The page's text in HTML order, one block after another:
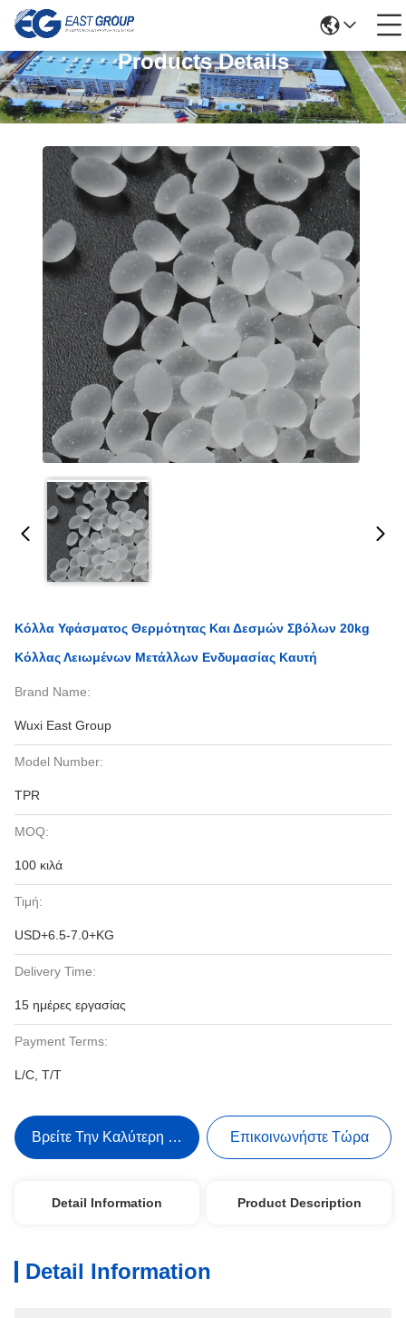
Products Details
Κόλλα Υφάσματος Θερμότητας Και Δεσμών Σβόλων 20kg
Κόλλας Λειωμένων Μετάλλων Ενδυμασίας Καυτή
Brand Name:
Wuxi East Group
Model Number:
TPR
MOQ:
100 κιλά
Τιμή:
USD+6.5-7.0+KG
Delivery Time:
15 ημέρες εργασίας
Payment Terms:
L/C, T/T
Βρείτε Την Καλύτερη Τιμή Επικοινωνήστε Τώρα
Detail Information Product Description
Detail Information